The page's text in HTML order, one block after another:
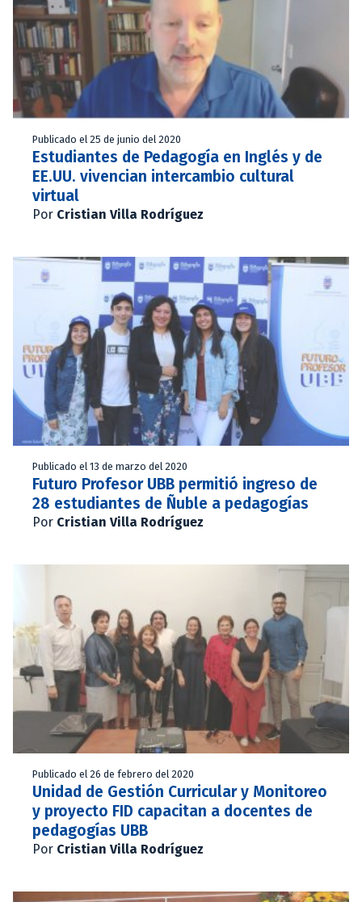
Publicado el 25 de junio del 2020
Estudiantes de Pedagogía en Inglés y de
EE.UU. vivencian intercambio cultural
virtual
Por Cristian Villa Rodríguez
Publicado el 13 de marzo del 2020
Futuro Profesor UBB permitió ingreso de
28 estudiantes de Ñuble a pedagogías
Por Cristian Villa Rodríguez
Publicado el 26 de febrero del 2020
Unidad de Gestión Curricular y Monitoreo
y proyecto FID capacitan a docentes de
pedagogías UBB
Por Cristian Villa Rodríguez